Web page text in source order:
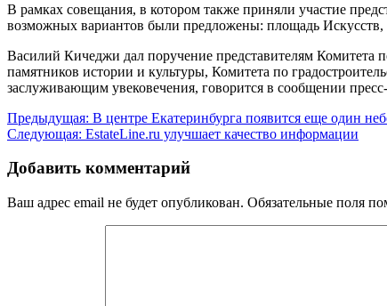
В рамках совещания, в котором также приняли участие
возможных вариантов были предложены: площадь
Василий Кичеджи дал поручение представителям Комитета
памятников истории и культуры, Комитета по
заслуживающим увековечения, говорится в сообщении
Навигация
по
записям
Предыдущая: В центре Екатеринбурга появится еще один
Следующая: EstateLine.ru улучшает качество информации
Добавить комментарий
Ваш адрес email не будет опубликован. Обязательные поля